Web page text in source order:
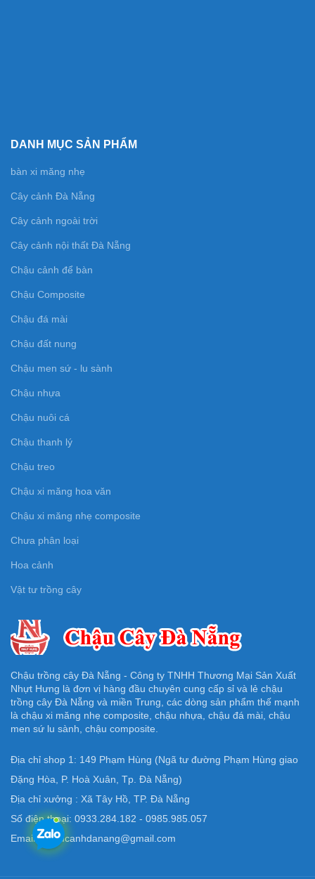
DANH MỤC SẢN PHẨM
bàn xi măng nhẹ
Cây cảnh Đà Nẵng
Cây cảnh ngoài trời
Cây cảnh nội thất Đà Nẵng
Chậu cảnh để bàn
Chậu Composite
Chậu đá mài
Chậu đất nung
Chậu men sứ - lu sành
Chậu nhựa
Chậu nuôi cá
Chậu thanh lý
Chậu treo
Chậu xi măng hoa văn
Chậu xi măng nhẹ composite
Chưa phân loại
Hoa cảnh
Vật tư trồng cây
Chậu trồng cây Đà Nẵng - Công ty TNHH Thương Mại Sản Xuất
Nhựt Hưng là đơn vị hàng đầu chuyên cung cấp sỉ và lẻ chậu
trồng cây Đà Nẵng và miền Trung, các dòng sản phẩm thế mạnh
là chậu xi măng nhẹ composite, chậu nhựa, chậu đá mài, chậu
men sứ lu sành, chậu composite.
Địa chỉ shop 1: 149 Phạm Hùng (Ngã tư đường Phạm Hùng giao
Đặng Hòa, P. Hoà Xuân, Tp. Đà Nẵng)
Địa chỉ xưởng : Xã Tây Hồ, TP. Đà Nẵng
Số điện thoại: 0933.284.182 - 0985.985.057
Email: Chaucanhdanang@gmail.com